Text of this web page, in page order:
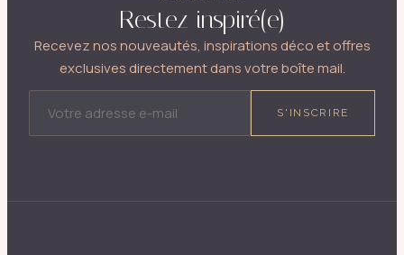
Restez inspiré(e)
Recevez nos nouveautés, inspirations déco et offres
exclusives directement dans votre boîte mail.
S'INSCRIRE